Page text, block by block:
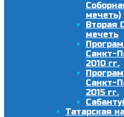
мечеть)
Вторая
мечеть
Санкт-
2010 гг.
Санкт-
2015 гг.
Татарская